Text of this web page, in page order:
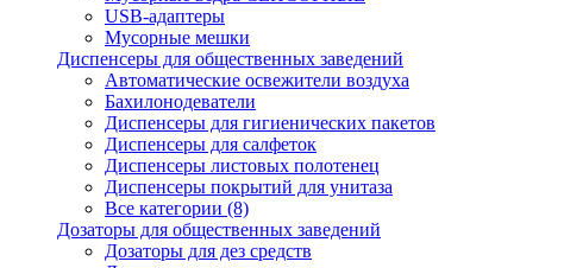
USB-адаптеры
Мусорные мешки
Диспенсеры для общественных заведений
Автоматические освежители воздуха
Бахилонодеватели
Диспенсеры для гигиенических пакетов
Диспенсеры для салфеток
Диспенсеры листовых полотенец
Диспенсеры покрытий для унитаза
Все категории (8)
Дозаторы для общественных заведений
Дозаторы для дез средств